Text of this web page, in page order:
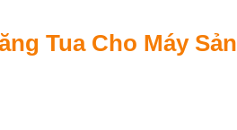
Tua Cho Máy